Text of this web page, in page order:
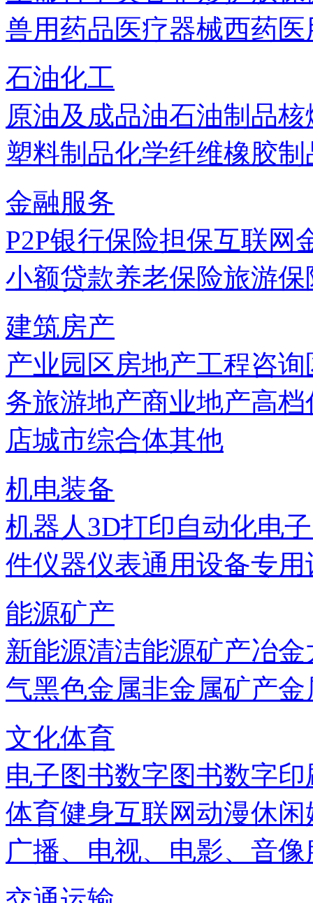
兽用药品医疗器械西药
石油化工
原油及成品油石油制品核
塑料制品化学纤维橡胶制
金融服务
P2P银行保险担保互联网
小额贷款养老保险旅游保
建筑房产
产业园区房地产工程咨询
务旅游地产商业地产高档
店城市综合体其他
机电装备
机器人3D打印自动化电
件仪器仪表通用设备专用
能源矿产
新能源清洁能源矿产冶金
气黑色金属非金属矿产金
文化体育
电子图书数字图书数字印
体育健身互联网动漫休闲
广播、电视、电影、音像